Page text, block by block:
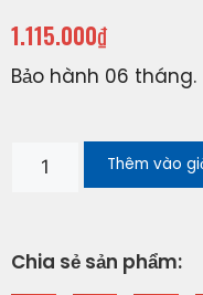
1.115.000₫
Bảo hành 06 tháng.
Thêm vào
Chia sẻ sản phẩm: